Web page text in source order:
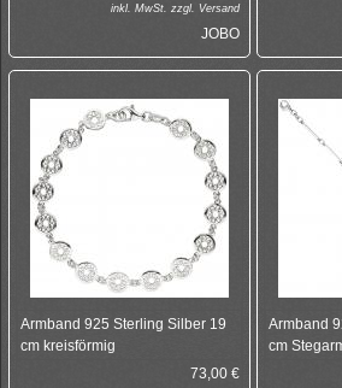
inkl. MwSt. zzgl. Versand
JOBO
Armband 925 Sterling Silber 19
cm kreisförmig
73,00 €
Armband
cm